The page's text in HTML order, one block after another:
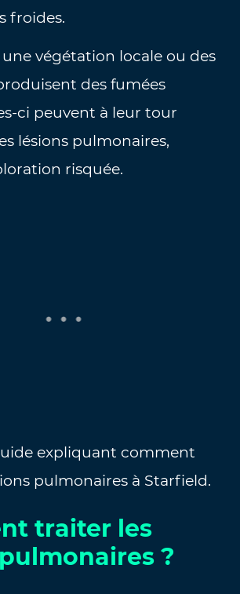
froides.
une végétation locale ou des
des fumées
ci peuvent à leur tour
lésions pulmonaires,
risquée.
expliquant comment
pulmonaires à Starfield.
traiter les
?